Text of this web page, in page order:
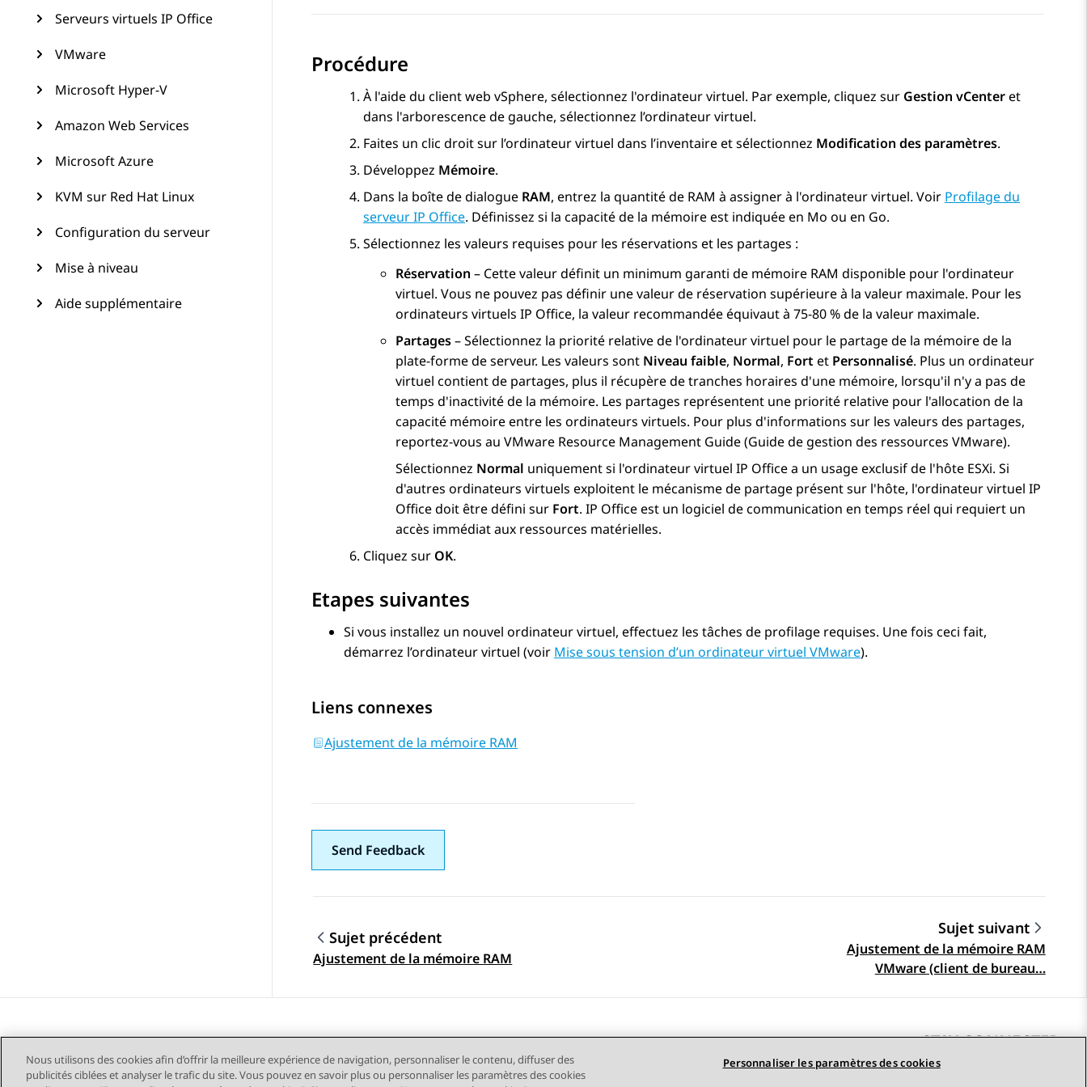
Serveurs virtuels IP Office
VMware
Microsoft Hyper-V
Amazon Web Services
Microsoft Azure
KVM sur Red Hat Linux
Configuration du serveur
Mise à niveau
Aide supplémentaire
Procédure
À l'aide du client web vSphere, sélectionnez l'ordinateur virtuel. Par exemple, cliquez sur Gestion vCenteret
dans l'arborescence de gauche, sélectionnez l’ordinateur virtuel.
Faites un clic droit sur l’ordinateur virtuel dans l’inventaire et sélectionnez Modification des paramètres.
Développez Mémoire.
Dans la boîte de dialogue RAM, entrez la quantité de RAM à assigner à l'ordinateur virtuel. Voir Profilage du
serveur IP Office. Définissez si la capacité de la mémoire est indiquée en Mo ou en Go.
Sélectionnez les valeurs requises pour les réservations et les partages :
Réservation – Cette valeur définit un minimum garanti de mémoire RAM disponible pour l'ordinateur
virtuel. Vous ne pouvez pas définir une valeur de réservation supérieure à la valeur maximale. Pour les
ordinateurs virtuels IP Office, la valeur recommandée équivaut à 75-80 % de la valeur maximale.
Partages– Sélectionnez la priorité relative de l'ordinateur virtuel pour le partage de la mémoire de la
plate-forme de serveur. Les valeurs sont Niveau faible, Normal, Fort et Personnalisé. Plus un ordinateur
virtuel contient de partages, plus il récupère de tranches horaires d'une mémoire, lorsqu'il n'y a pas de
temps d'inactivité de la mémoire. Les partages représentent une priorité relative pour l'allocation de la
capacité mémoire entre les ordinateurs virtuels. Pour plus d'informations sur les valeurs des partages,
reportez-vous au VMware Resource Management Guide (Guide de gestion des ressources VMware).
Sélectionnez Normal uniquement si l'ordinateur virtuel IP Officea un usage exclusif de l'hôte ESXi. Si
d'autres ordinateurs virtuels exploitent le mécanisme de partage présent sur l'hôte, l'ordinateur virtuel IP
Officedoit être défini sur Fort. IP Officeest un logiciel de communication en temps réel qui requiert un
accès immédiat aux ressources matérielles.
Cliquez sur OK.
Etapes suivantes
Si vous installez un nouvel ordinateur virtuel, effectuez les tâches de profilage requises. Une fois ceci fait,
démarrez l’ordinateur virtuel (voir Mise sous tension d’un ordinateur virtuel VMware).
Liens connexes
Ajustement de la mémoire RAM
Send Feedback
Navigation par sujet
Sujet précédent
Ajustement de la mémoire RAM
Sujet suivant
Ajustement de la mémoire RAM
VMware (client de bureau…
STAY CONNECTED
Nous utilisons des cookies afin d’offrir la meilleure expérience de navigation, personnaliser le contenu, diffuser des
publicités ciblées et analyser le trafic du site. Vous pouvez en savoir plus ou personnaliser les paramètres des cookies
Personnaliser les paramètres des cookies